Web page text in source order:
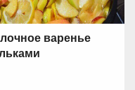
варенье